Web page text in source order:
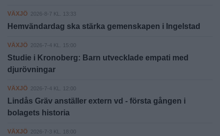
VÄXJÖ 2026-8-7 KL. 13:33
Hemvändardag ska stärka gemenskapen i Ingelstad
VÄXJÖ 2026-7-4 KL. 15:00
Studie i Kronoberg: Barn utvecklade empati med
djurövningar
VÄXJÖ 2026-7-4 KL. 12:00
Lindås Gräv anställer extern vd - första gången i
bolagets historia
VÄXJÖ 2026-7-3 KL. 18:00